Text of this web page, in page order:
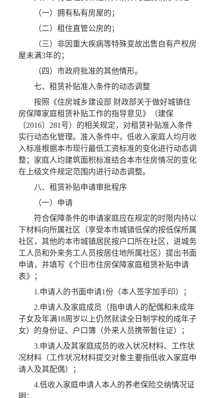
（一）拥有私有房屋的；
（二）租住直管公房的；
（三）非因重大疾病等特殊变故出售自有产权房
屋未满3年的；
（四）市政府批准的其他情形。
七、租赁补贴准入条件的动态调整
按照《住房城乡建设部 财政部关于做好城镇住
房保障家庭租赁补贴工作的指导意见》（建保
〔2016〕281号）的相关规定，对租赁补贴准入条件
实行动态化管理。准入条件中，低收入家庭人均月收
入标准根据本市现行最低工资标准的变化进行动态调
整；家庭人均建筑面积标准结合本市住房情况的变化
在上级文件规定范围内进行动态调整。
八、租赁补贴申请审批程序
（一）申请
符合保障条件的申请家庭应在规定的时限内持以
下材料向所属社区（享受本市城镇低保的按低保所属
社区，其他的本市城镇居民按户口所在社区，进城务
工人员和外来务工人员按居住地所属社区）提出书面
申请，并填写《个旧市住房保障家庭租赁补贴申请
表》；
1.申请人的书面申请1份（本人签字加手印）；
2.申请人及家庭成员（指申请人的配偶和未成年
子女及年满18周岁以上仍然就读全日制学校的成年子
女）的身份证、户口簿（外来人员携带暂住证）；
3.申请人及其家庭成员的收入状况材料、工作状
况材料（工作状况材料提交对象主要指低收入家庭申
请人及其配偶）；
4.低收入家庭申请人本人的养老保险交纳情况证